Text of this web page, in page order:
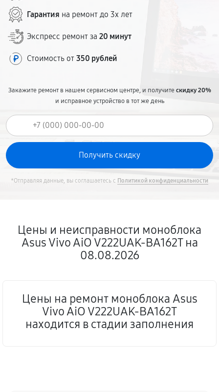
Гарантия на ремонт до 3х лет
Экспресс ремонт за 20 минут
Стоимость от 350 рублей
Закажите ремонт в нашем сервисном центре, и получитескидку 20%
и исправное устройство в тот же день
*Отправляя данные, вы соглашаетесь с Политикой конфиденциальности
Цены и неисправности моноблока
Asus Vivo AiO V222UAK-BA162T на
08.08.2026
Цены на ремонт моноблока Asus
Vivo AiO V222UAK-BA162T
находится в стадии заполнения